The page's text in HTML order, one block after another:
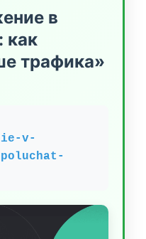
в
как
трафика»
v-